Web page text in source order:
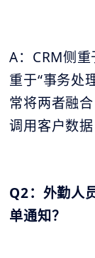
A：CRM侧
重于“事务处
常将两者融
调用客户数据
Q2：外勤人
单通知？